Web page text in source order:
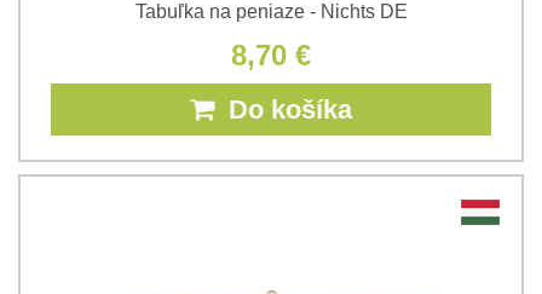
Tabuľka na peniaze - Nichts DE
8,70 €
Do košíka